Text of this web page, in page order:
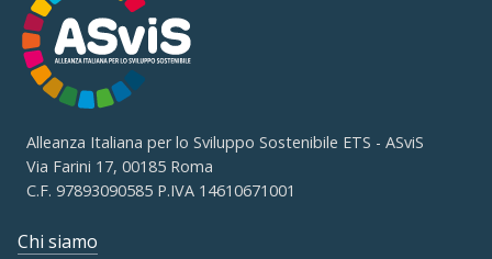
Alleanza Italiana per lo Sviluppo Sostenibile ETS - ASviS
Via Farini 17, 00185 Roma
C.F. 97893090585 P.IVA 14610671001
Chi siamo